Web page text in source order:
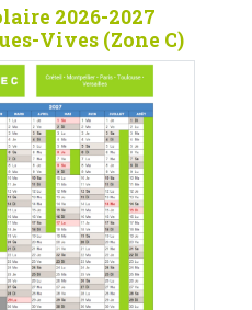
2026-2027
Vives (Zone C)